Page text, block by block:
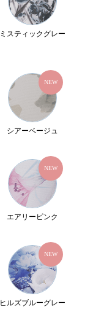
ミスティックグレー
NEW
シアーベージュ
NEW
エアリーピンク
NEW
ヒルズブルーグレー